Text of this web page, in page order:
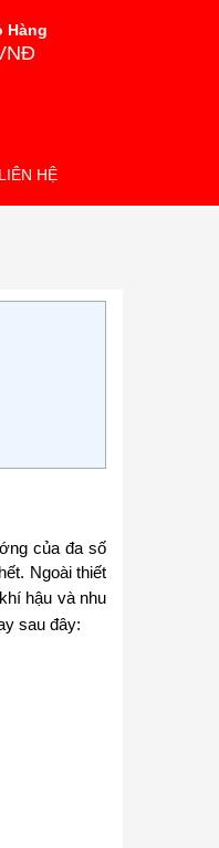
Hàng
LIÊN HỆ
của đa số
Ngoài thiết
hậu và nhu
sau đây: